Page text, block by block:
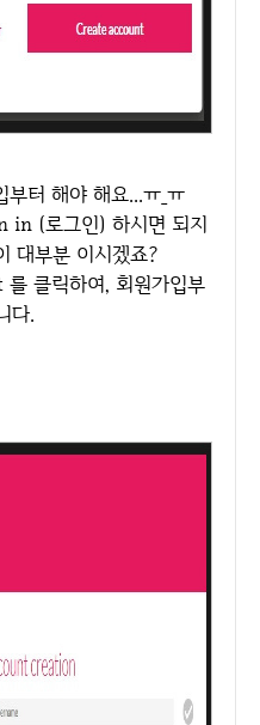
부터 해야 해요...ㅠ_ㅠ
대부분 이시겠죠?
다.